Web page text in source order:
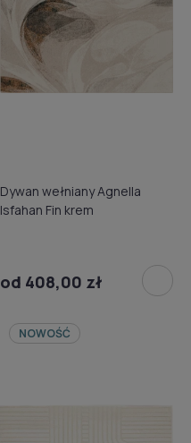
Dywan wełniany Agnella
Isfahan Fin krem
od 408,00 zł
NOWOŚĆ